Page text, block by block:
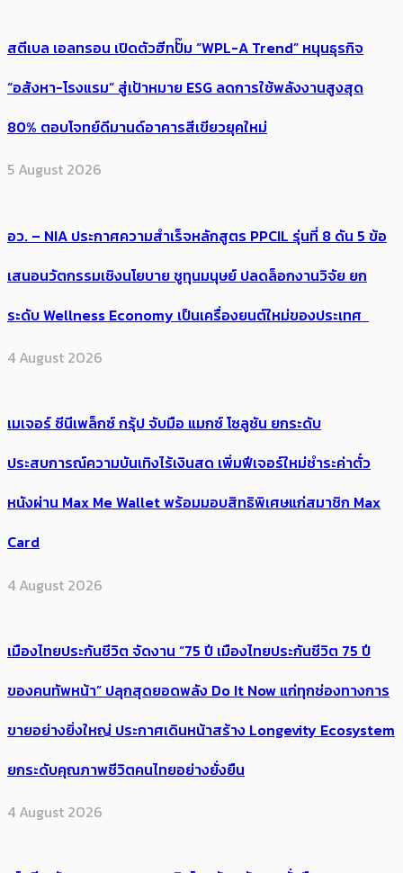
สตีเบล เอลทรอน เปิดตัวฮีทปั๊ม “WPL-A Trend” หนุนธุรกิจ
“อสังหา-โรงแรม” สู่เป้าหมาย ESG ลดการใช้พลังงานสูงสุด
80% ตอบโจทย์ดีมานด์อาคารสีเขียวยุคใหม่
5 August 2026
อว. – NIA ประกาศความสำเร็จหลักสูตร PPCIL รุ่นที่ 8 ดัน 5 ข้อ
เสนอนวัตกรรมเชิงนโยบาย ชูทุนมนุษย์ ปลดล็อกงานวิจัย ยก
ระดับ Wellness Economy เป็นเครื่องยนต์ใหม่ของประเทศ
4 August 2026
เมเจอร์ ซีนีเพล็กซ์ กรุ้ป จับมือ แมกซ์ โซลูชัน ยกระดับ
ประสบการณ์ความบันเทิงไร้เงินสด เพิ่มฟีเจอร์ใหม่ชำระค่าตั๋ว
หนังผ่าน Max Me Wallet พร้อมมอบสิทธิพิเศษแก่สมาชิก Max
Card
4 August 2026
เมืองไทยประกันชีวิต จัดงาน “75 ปี เมืองไทยประกันชีวิต 75 ปี
ของคนทัพหน้า” ปลุกสุดยอดพลัง Do It Now แก่ทุกช่องทางการ
ขายอย่างยิ่งใหญ่ ประกาศเดินหน้าสร้าง Longevity Ecosystem
ยกระดับคุณภาพชีวิตคนไทยอย่างยั่งยืน
4 August 2026